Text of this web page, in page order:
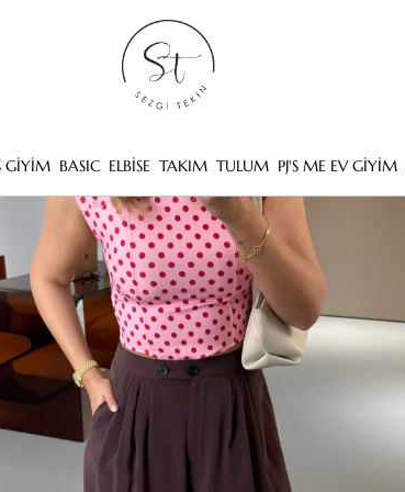
GİYİM BASIC ELBİSE TAKIM TULUM PJ'S ME EV GİYİM